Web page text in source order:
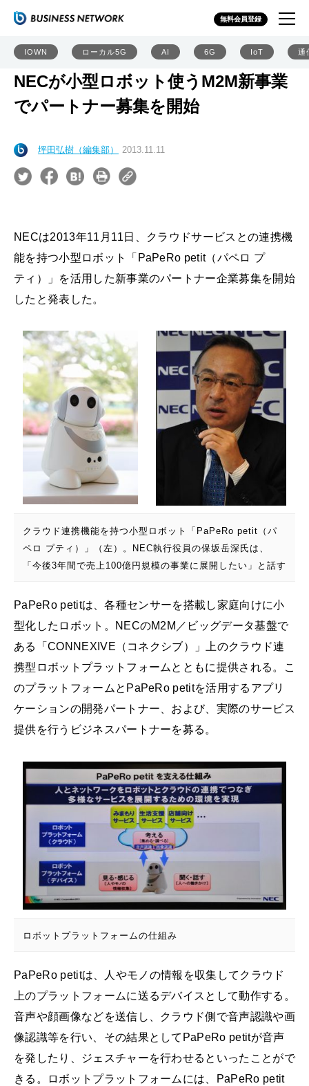
無料会員登録
IOWN ローカル5G AI 6G IoT 通
NECが小型ロボット使うM2M新事業
でパートナー募集を開始
坪田弘樹（編集部） 2013.11.11
NECは2013年11月11日、クラウドサービスとの連携機
能を持つ小型ロボット「PaPeRo petit（パペロ プ
ティ）」を活用した新事業のパートナー企業募集を開始
したと発表した。
クラウド連携機能を持つ小型ロボット「PaPeRo petit（パ
ペロ プティ）」（左）。NEC執行役員の保坂岳深氏は、
「今後3年間で売上100億円規模の事業に展開したい」と話す
PaPeRo petitは、各種センサーを搭載し家庭向けに小
型化したロボット。NECのM2M／ビッグデータ基盤で
ある「CONNEXIVE（コネクシブ）」上のクラウド連
携型ロボットプラットフォームとともに提供される。こ
のプラットフォームとPaPeRo petitを活用するアプリ
ケーションの開発パートナー、および、実際のサービス
提供を行うビジネスパートナーを募る。
ロボットプラットフォームの仕組み
PaPeRo petitは、人やモノの情報を収集してクラウド
上のプラットフォームに送るデバイスとして動作する。
音声や顔画像などを送信し、クラウド側で音声認識や画
像認識等を行い、その結果としてPaPeRo petitが音声
を発したり、ジェスチャーを行わせるといったことがで
きる。ロボットプラットフォームには、PaPeRo petit